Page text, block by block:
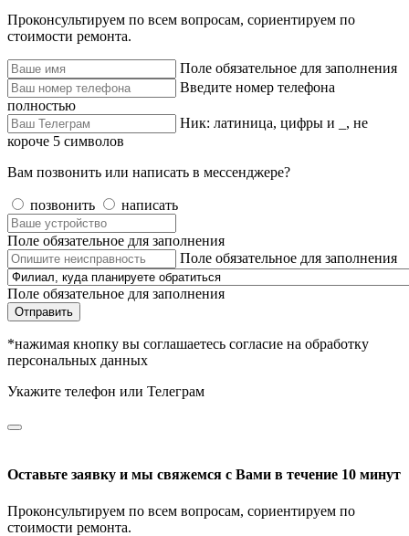
Проконсультируем по всем вопросам, сориентируем по
стоимости ремонта.
Поле обязательное для заполнения
Введите номер телефона
полностью
Ник: латиница, цифры и _, не
короче 5 символов
Вам позвонить или написать в мессенджере?
позвонить написать
Поле обязательное для заполнения
Поле обязательное для заполнения
Поле обязательное для заполнения
Отправить
*нажимая кнопку вы соглашаетесь согласие на обработку
персональных данных
Укажите телефон или Телеграм
Оставьте заявку и мы свяжемся с Вами в течение 10 минут
Проконсультируем по всем вопросам, сориентируем по
стоимости ремонта.